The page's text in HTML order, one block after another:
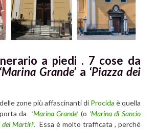
a piedi . 7 cose da
‘Marina Grande’ a ‘Piazza dei
zone più affascinanti di Procida è quella
da ‘Marina Grande’ (o ‘Marina di Sancio
dei Martiri’. Essa è molto trafficata , perché